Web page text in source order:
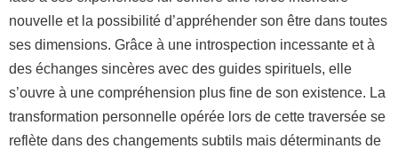
nouvelle et la possibilité d’appréhender son être dans toutes
ses dimensions. Grâce à une introspection incessante et à
des échanges sincères avec des guides spirituels, elle
s’ouvre à une compréhension plus fine de son existence. La
transformation personnelle opérée lors de cette traversée se
reflète dans des changements subtils mais déterminants de